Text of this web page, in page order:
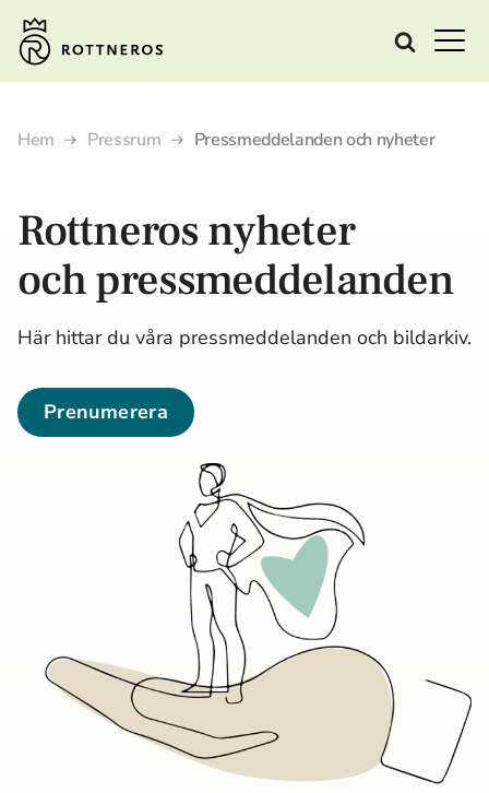
Hem Pressrum Pressmeddelanden och nyheter
Rottneros nyheter
och pressmeddelanden
Här hittar du våra pressmeddelanden och bildarkiv.
Prenumerera